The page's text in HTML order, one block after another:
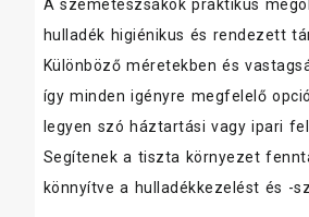
A szemeteszsákok praktikus
hulladék higiénikus és rendezett
Különböző méretekben és
így minden igényre megfelelő
legyen szó háztartási vagy ipari
Segítenek a tiszta környezet
könnyítve a hulladékkezelést és -